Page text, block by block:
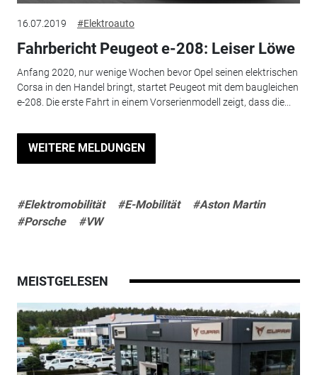
16.07.2019 #Elektroauto
Fahrbericht Peugeot e-208: Leiser Löwe
Anfang 2020, nur wenige Wochen bevor Opel seinen elektrischen
Corsa in den Handel bringt, startet Peugeot mit dem baugleichen
e-208. Die erste Fahrt in einem Vorserienmodell zeigt, dass die...
WEITERE MELDUNGEN
#Elektromobilität #E-Mobilität
#Aston Martin
#Porsche
#VW
MEISTGELESEN